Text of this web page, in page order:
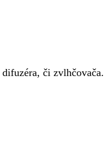
či zvlhčovača.